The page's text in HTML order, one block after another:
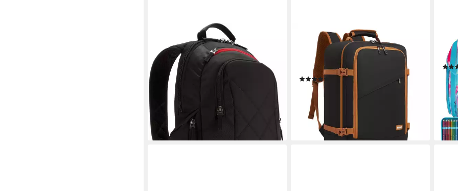
Notebookrucksack DLBP Backpack
BLK
ab 49,99 €
lieferbar - in 2-3 Werktagen bei dir
Rucksack Ryanair-Kabinentasche –
Handgepäckrucksack, Maße 40 x 30
x 20 cm
(10)
32,29 €
-64%
lieferbar - in 2-3 Werktagen bei dir
-